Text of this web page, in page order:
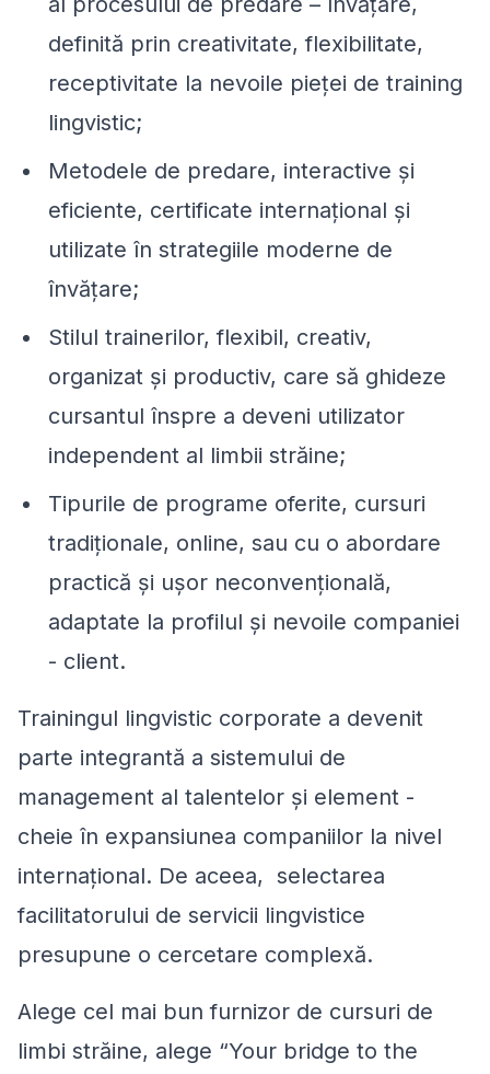
definită prin creativitate, flexibilitate,
receptivitate la nevoile pieţei de training
lingvistic;
Metodele de predare, interactive şi
eficiente, certificate internaţional şi
utilizate în strategiile moderne de
învăţare;
Stilul trainerilor, flexibil, creativ,
organizat şi productiv, care să ghideze
cursantul înspre a deveni utilizator
independent al limbii străine;
Tipurile de programe oferite, cursuri
tradiţionale, online, sau cu o abordare
practică şi uşor neconvenţională,
adaptate la profilul şi nevoile companiei
- client.
Trainingul lingvistic corporate a devenit
parte integrantă a sistemului de
management al talentelor şi element -
cheie în expansiunea companiilor la nivel
internaţional. De aceea, selectarea
facilitatorului de servicii lingvistice
presupune o cercetare complexă.
Alege cel mai bun furnizor de cursuri de
limbi străine, alege “Your bridge to the